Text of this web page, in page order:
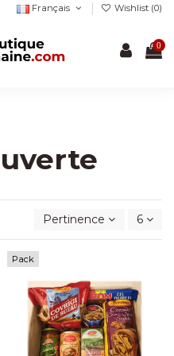
Français Wishlist (0)
0
Pertinence 6
Pack